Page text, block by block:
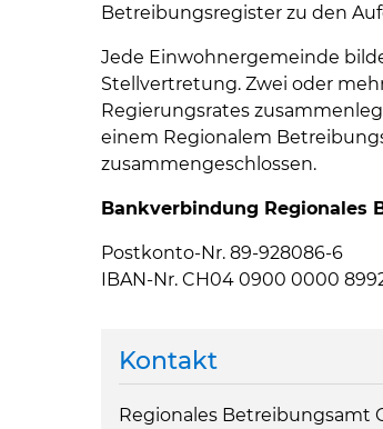
Betreibungsregister zu den
Jede Einwohnergemeinde
Stellvertretung. Zwei oder
Regierungsrates
einem Regionalem
zusammengeschlossen.
Bankverbindung Regionales
Postkonto-Nr. 89-928086-6
IBAN-Nr. CH04 0900 0000
Kontakt
Regionales Betreibungsamt